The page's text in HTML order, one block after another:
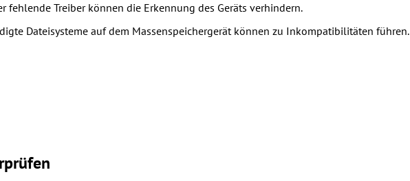
fehlende Treiber können die Erkennung des Geräts verhindern.
Dateisysteme auf dem Massenspeichergerät können zu Inkompatibilitäten führen.